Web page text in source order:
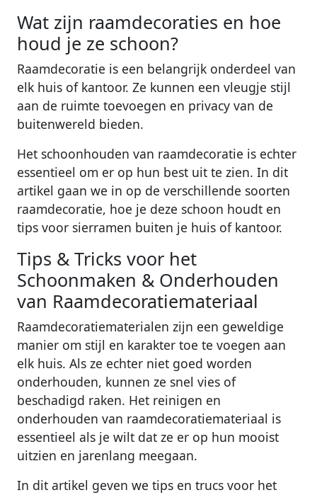
Wat zijn raamdecoraties en hoe
houd je ze schoon?
Raamdecoratie is een belangrijk onderdeel van
elk huis of kantoor. Ze kunnen een vleugje stijl
aan de ruimte toevoegen en privacy van de
buitenwereld bieden.
Het schoonhouden van raamdecoratie is echter
essentieel om er op hun best uit te zien. In dit
artikel gaan we in op de verschillende soorten
raamdecoratie, hoe je deze schoon houdt en
tips voor sierramen buiten je huis of kantoor.
Tips & Tricks voor het
Schoonmaken & Onderhouden
van Raamdecoratiemateriaal
Raamdecoratiematerialen zijn een geweldige
manier om stijl en karakter toe te voegen aan
elk huis. Als ze echter niet goed worden
onderhouden, kunnen ze snel vies of
beschadigd raken. Het reinigen en
onderhouden van raamdecoratiemateriaal is
essentieel als je wilt dat ze er op hun mooist
uitzien en jarenlang meegaan.
In dit artikel geven we tips en trucs voor het